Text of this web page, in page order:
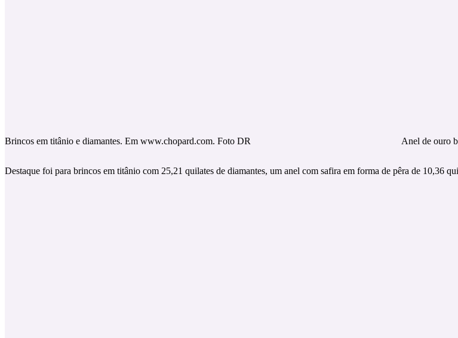
Brincos em titânio e diamantes. Em www.chopard.com. Foto DR Anel de ouro
Destaque foi para brincos em titânio com 25,21 quilates de diamantes, um anel com safira em forma de pêra de 10,36